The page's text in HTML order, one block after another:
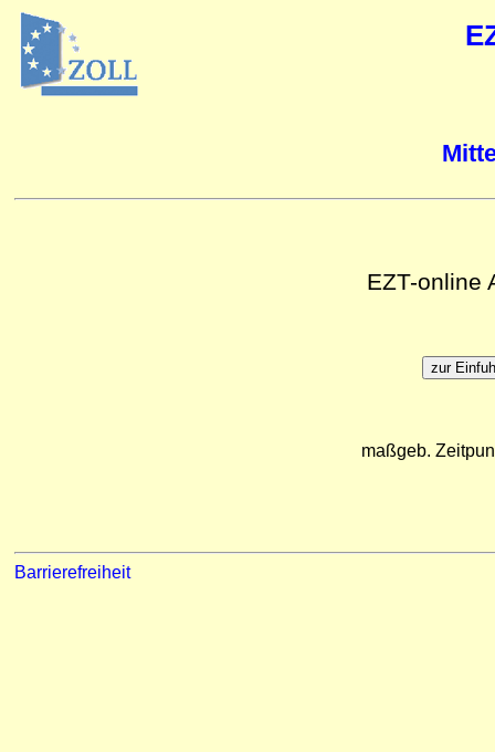
EZT-online
maßgeb.
Barrierefreiheit